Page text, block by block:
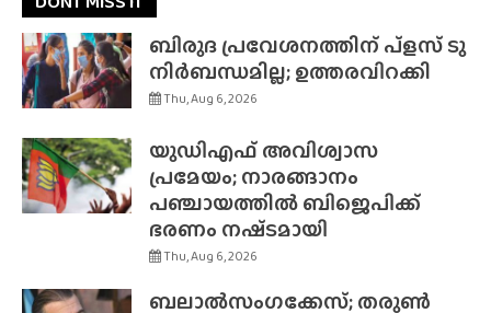
ബിരുദ പ്രവേശനത്തിന് പ്ളസ് ടു
നിർബന്ധമില്ല; ഉത്തരവിറക്കി
Thu, Aug 6, 2026
യുഡിഎഫ് അവിശ്വാസ
പ്രമേയം; നാരങ്ങാനം
പഞ്ചായത്തിൽ ബിജെപിക്ക്
ഭരണം നഷ്‌ടമായി
Thu, Aug 6, 2026
ബലാൽസംഗക്കേസ്; തരുൺ